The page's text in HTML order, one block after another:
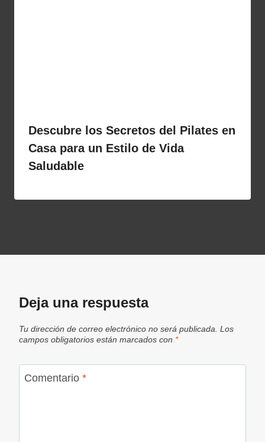
Descubre los Secretos del Pilates en
Casa para un Estilo de Vida
Saludable
Deja una respuesta
Tu dirección de correo electrónico no será publicada. Los
campos obligatorios están marcados con *
Comentario *